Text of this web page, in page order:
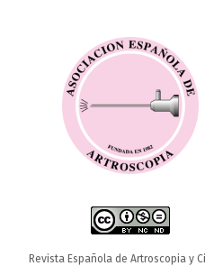
Revista Española de Artroscopia y